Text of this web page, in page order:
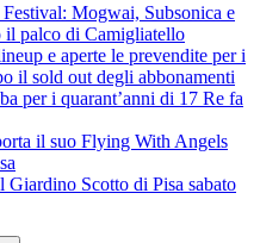
Mogwai, Subsonica e
il palco di Camigliatello
e aperte le prevendite per i
il sold out degli abbonamenti
per i quarant’anni di 17 Re fa
il suo Flying With Angels
Giardino Scotto di Pisa sabato